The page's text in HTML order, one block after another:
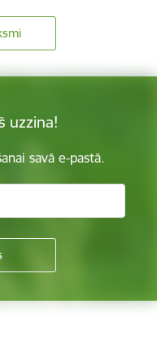
uzzina!
savā e-pastā.